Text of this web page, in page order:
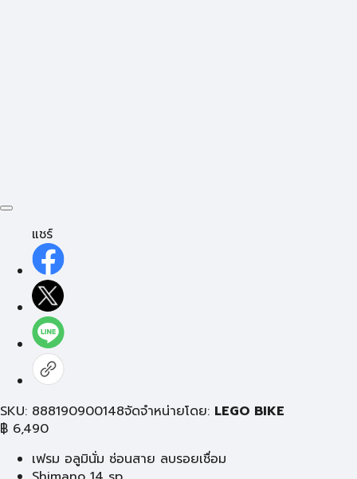
แชร์
SKU: 888190900148จัดจำหน่ายโดย: LEGO BIKE
฿ 6,490
เฟรม อลูมินั่ม ซ่อนสาย ลบรอยเชื่อม